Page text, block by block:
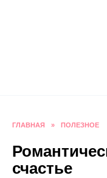
ГЛАВНАЯ » ПОЛЕЗНОЕ
счастье